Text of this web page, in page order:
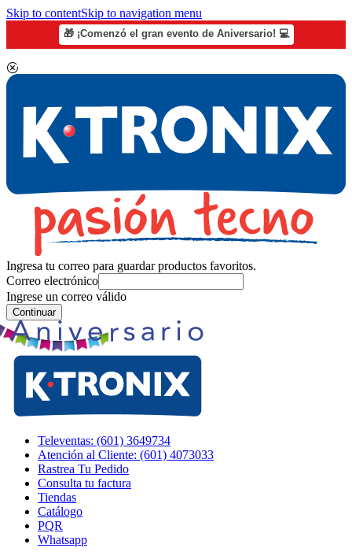
Skip to contentSkip to navigation menu
🎁 ¡Comenzó el gran evento de Aniversario! 💻
Ingresa tu correo para guardar productos favoritos.
Correo electrónico
Ingrese un correo válido
Continuar
Televentas: (601) 3649734
Atención al Cliente: (601) 4073033
Rastrea Tu Pedido
Consulta tu factura
Tiendas
Catálogo
PQR
Whatsapp